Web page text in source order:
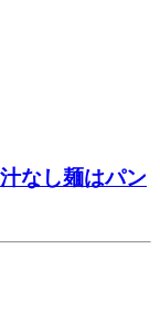
なし麺はパン